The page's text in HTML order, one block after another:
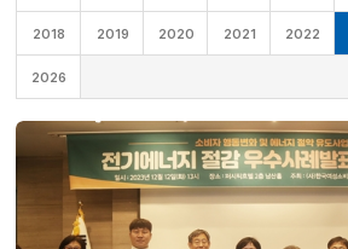
2018 2019 2020 2021 2022
2026